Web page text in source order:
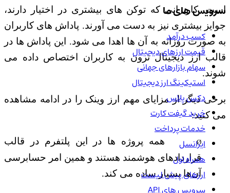
است. کاربرانی که توکن های بیشتری در اختیار دارند،
جوایز بیشتری نیز به دست می آورند. پاداش های کاربران
به صورت روزانه به آن ها اهدا می شود. این پاداش ها در
قالب ارز دیجیتال ترون به کاربران اختصاص داده می
شوند.
برخی دیگر از مزایای مهم ارز وینک را در ادامه مشاهده
می کنید:
Ø
همه پروژه ها در این پلتفرم در قالب
قراردادهای هوشمند هستند و همین امر حسابرسی
آن‌ها بسیار ساده می کند.
سرویس های ما
کسب درآمد
قیمت ارزهای دیجیتال
سهام بازارهای جهانی
استیکینگ ارز دیجیتال
دکس پلاس
خرید گیفت کارت
خدمات پرداخت
ایرانسل
همراه اول
ارزهای پیش لیست
سرویس های API